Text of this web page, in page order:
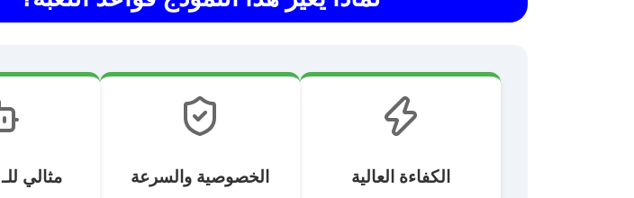
الكفاءة العالية الخصوصية والسرعة مثالي للـ Agents